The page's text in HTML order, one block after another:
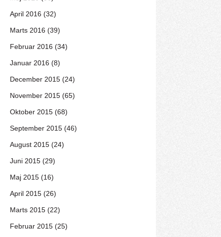
April 2016 (32)
Marts 2016 (39)
Februar 2016 (34)
Januar 2016 (8)
December 2015 (24)
November 2015 (65)
Oktober 2015 (68)
September 2015 (46)
August 2015 (24)
Juni 2015 (29)
Maj 2015 (16)
April 2015 (26)
Marts 2015 (22)
Februar 2015 (25)